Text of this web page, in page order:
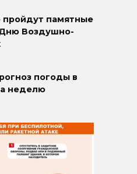
пройдут памятные
Воздушно-
погоды в
неделю